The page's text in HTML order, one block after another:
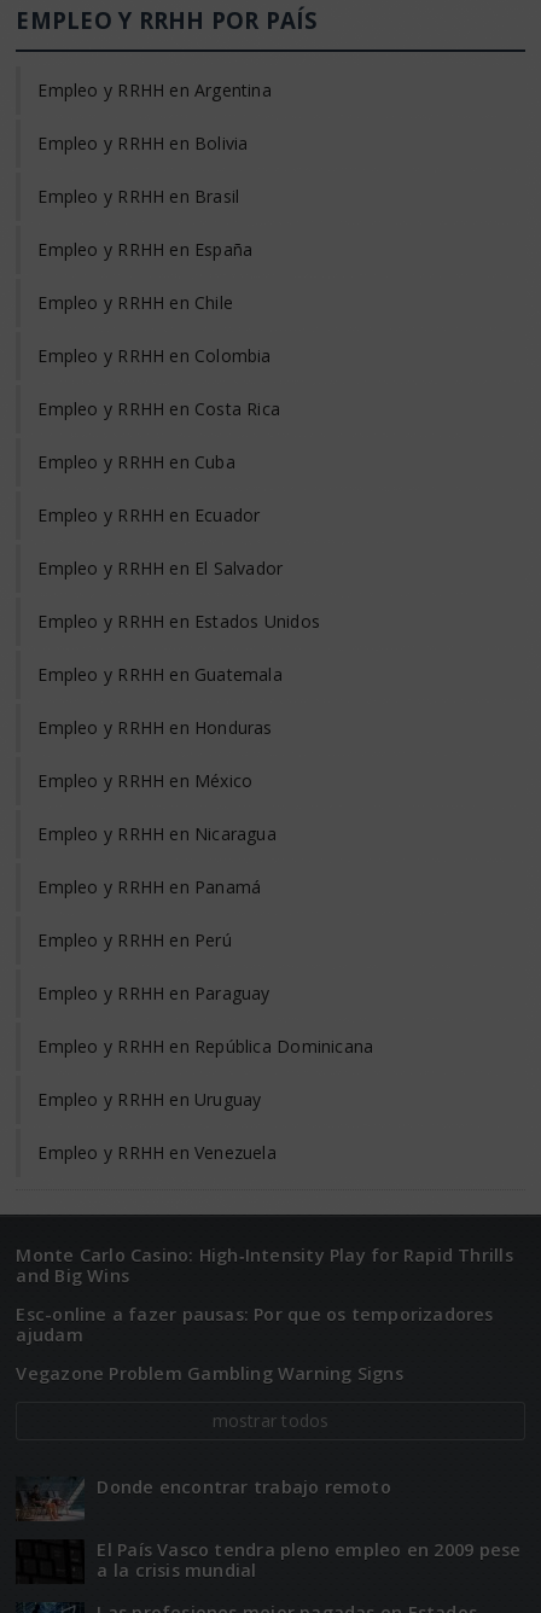
EMPLEO Y RRHH POR PAÍS
Empleo y RRHH en Argentina
Empleo y RRHH en Bolivia
Empleo y RRHH en Brasil
Empleo y RRHH en España
Empleo y RRHH en Chile
Empleo y RRHH en Colombia
Empleo y RRHH en Costa Rica
Empleo y RRHH en Cuba
Empleo y RRHH en Ecuador
Empleo y RRHH en El Salvador
Empleo y RRHH en Estados Unidos
Empleo y RRHH en Guatemala
Empleo y RRHH en Honduras
Empleo y RRHH en México
Empleo y RRHH en Nicaragua
Empleo y RRHH en Panamá
Empleo y RRHH en Perú
Empleo y RRHH en Paraguay
Empleo y RRHH en República Dominicana
Empleo y RRHH en Uruguay
Empleo y RRHH en Venezuela
Monte Carlo Casino: High‑Intensity Play for Rapid Thrills
and Big Wins
Esc-online a fazer pausas: Por que os temporizadores
ajudam
Vegazone Problem Gambling Warning Signs
mostrar todos
Donde encontrar trabajo remoto
El Paí­­s Vasco tendra pleno empleo en 2009 pese
a la crisis mundial